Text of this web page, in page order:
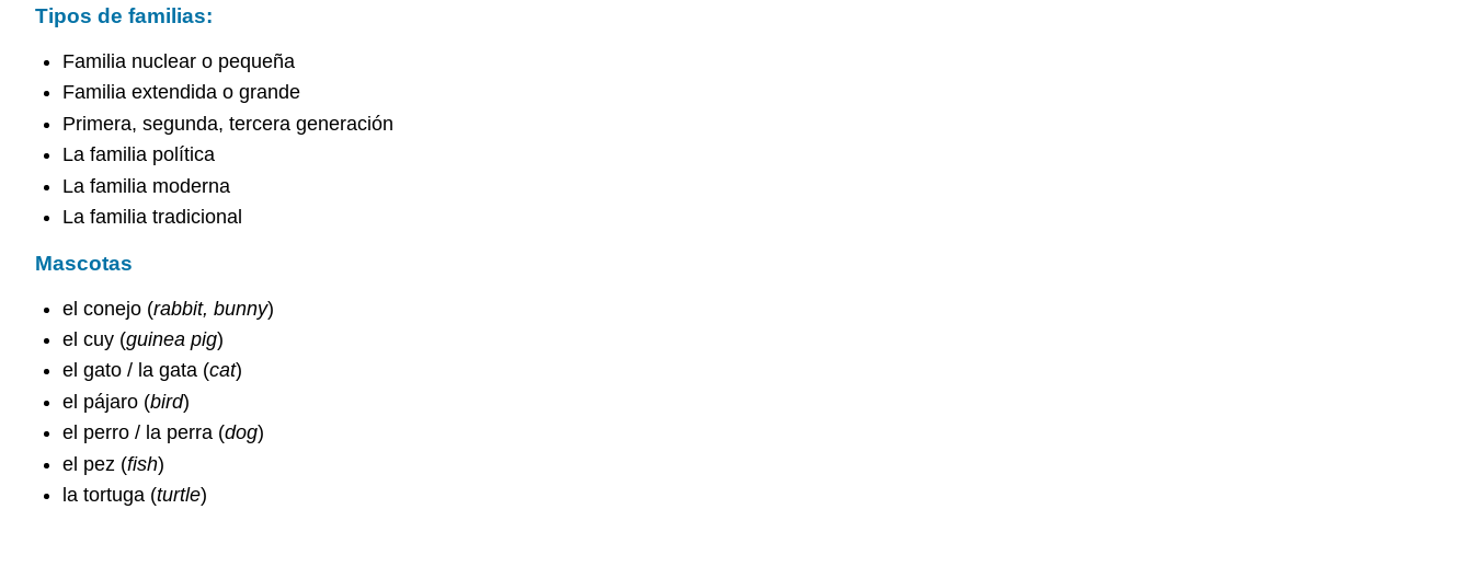
Tipos de familias:
Familia nuclear o pequeña
Familia extendida o grande
Primera, segunda, tercera generación
La familia política
La familia moderna
La familia tradicional
Mascotas
el conejo (rabbit, bunny)
el cuy (guinea pig)
el gato / la gata (cat)
el pájaro (bird)
el perro / la perra (dog)
el pez (fish)
la tortuga (turtle)